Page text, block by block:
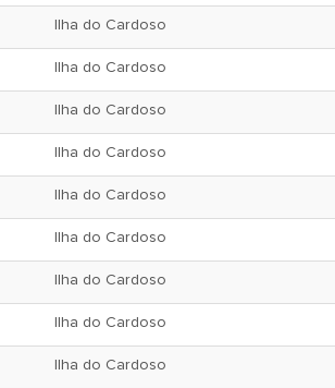
Ilha do Cardoso
Ilha do Cardoso
Ilha do Cardoso
Ilha do Cardoso
Ilha do Cardoso
Ilha do Cardoso
Ilha do Cardoso
Ilha do Cardoso
Ilha do Cardoso